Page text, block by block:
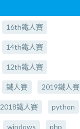
16th鐵人賽
14th鐵人賽
12th鐵人賽
鐵人賽 2019鐵人賽
2018鐵人賽 python
windows php